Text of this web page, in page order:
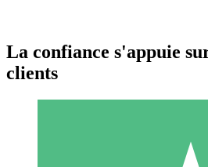
La confiance s'appuie
clients